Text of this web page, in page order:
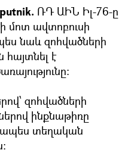
ՌԴ ԱԻՆ Իլ-76-ը
մոտ ավտոբուսի
նաև զոհվածների
հայտնել է
զոհվածների
ինքնաթիռը
տեղական